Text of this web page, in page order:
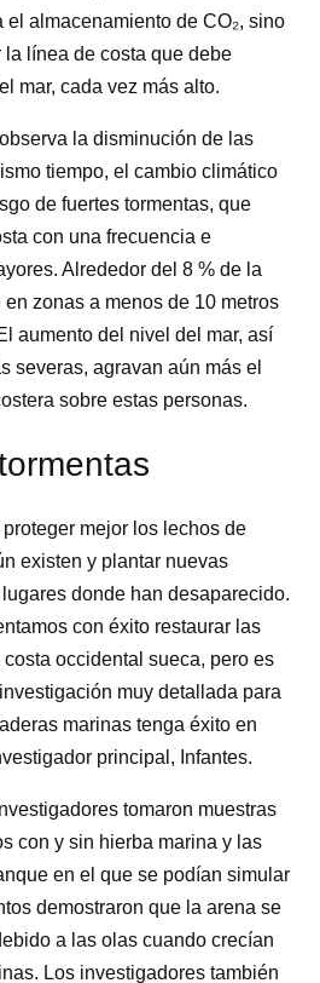
almacenamiento de CO₂, sino
línea de costa que debe
mar, cada vez más alto.
la disminución de las
tiempo, el cambio climático
de fuertes tormentas, que
con una frecuencia e
Alrededor del 8 % de la
zonas a menos de 10 metros
aumento del nivel del mar, así
severas, agravan aún más el
sobre estas personas.
mejor los lechos de
existen y plantar nuevas
donde han desaparecido.
con éxito restaurar las
occidental sueca, pero es
muy detallada para
marinas tenga éxito en
principal, Infantes.
tomaron muestras
con y sin hierba marina y las
en el que se podían simular
demostraron que la arena se
a las olas cuando crecían
Los investigadores también